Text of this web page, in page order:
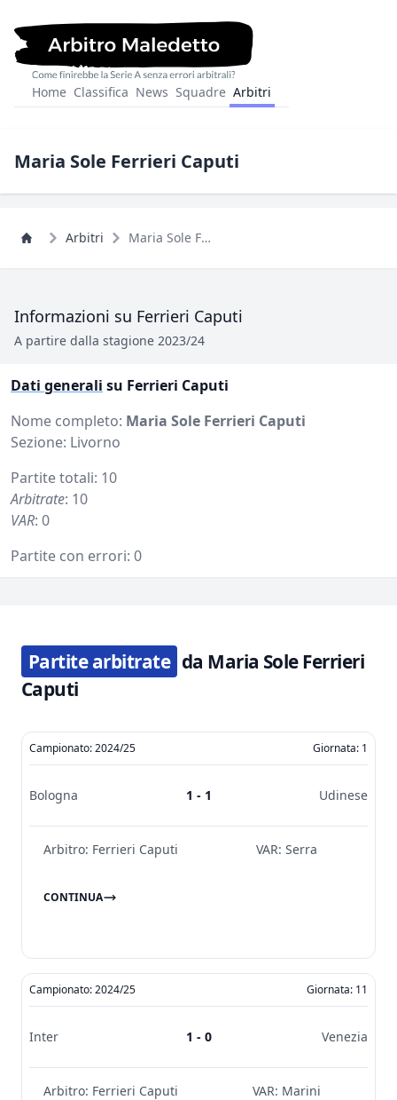
Home Classifica News Squadre Arbitri
Maria Sole Ferrieri Caputi
Arbitri Maria Sole Ferrieri Caputi
Informazioni su Ferrieri Caputi
A partire dalla stagione 2023/24
Dati generali su Ferrieri Caputi
Nome completo: Maria Sole Ferrieri Caputi
Sezione: Livorno
Partite totali: 10
Arbitrate: 10
VAR: 0
Partite con errori: 0
Partite arbitrate da Maria Sole Ferrieri
Caputi
Campionato: 2024/25 Giornata: 1
Bologna 1 - 1 Udinese
Arbitro: Ferrieri Caputi VAR: Serra
CONTINUA
Campionato: 2024/25 Giornata: 11
Inter 1 - 0 Venezia
Arbitro: Ferrieri Caputi VAR: Marini